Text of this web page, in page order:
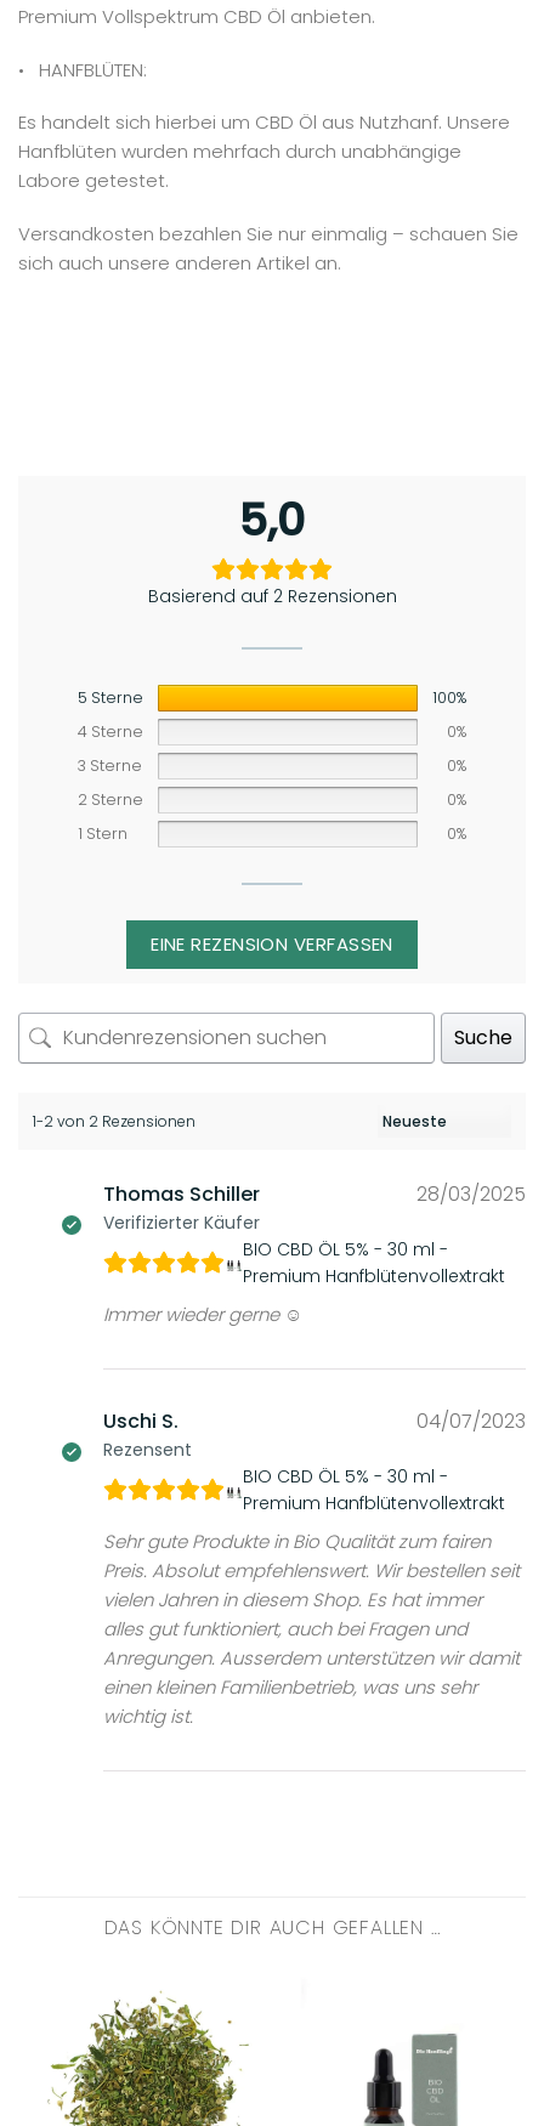
Premium Vollspektrum CBD Öl anbieten.
• HANFBLÜTEN:
Es handelt sich hierbei um CBD Öl aus Nutzhanf. Unsere
Hanfblüten wurden mehrfach durch unabhängige
Labore getestet.
Versandkosten bezahlen Sie nur einmalig – schauen Sie
sich auch unsere anderen Artikel an.
5,0
Basierend auf 2 Rezensionen
5 Sterne
100%
4 Sterne
0%
3 Sterne
0%
2 Sterne
0%
1 Stern
0%
EINE REZENSION VERFASSEN
Suche
1-2 von 2 Rezensionen
Thomas Schiller
Verifizierter Käufer
28/03/2025
BIO CBD ÖL 5% - 30 ml -
Premium Hanfblütenvollextrakt
Immer wieder gerne ☺️
Uschi S.
Rezensent
04/07/2023
BIO CBD ÖL 5% - 30 ml -
Premium Hanfblütenvollextrakt
Sehr gute Produkte in Bio Qualität zum fairen
Preis. Absolut empfehlenswert. Wir bestellen seit
vielen Jahren in diesem Shop. Es hat immer
alles gut funktioniert, auch bei Fragen und
Anregungen. Ausserdem unterstützen wir damit
einen kleinen Familienbetrieb, was uns sehr
wichtig ist.
DAS KÖNNTE DIR AUCH GEFALLEN …